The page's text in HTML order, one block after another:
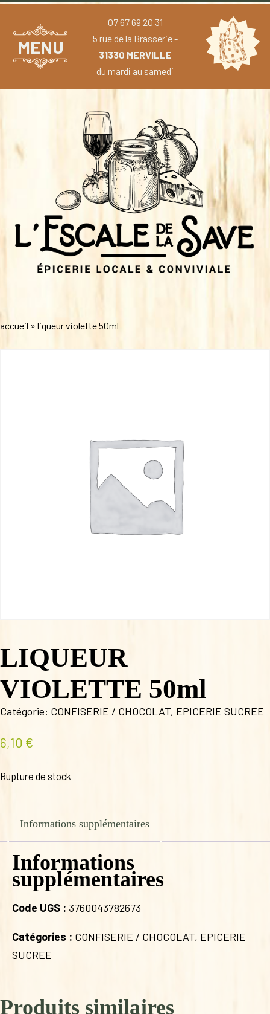
MENU
07 67 69 20 31
5 rue de la Brasserie -
31330 MERVILLE
du mardi au samedi
accueil » liqueur violette 50ml
LIQUEUR
VIOLETTE 50ml
Catégorie: CONFISERIE / CHOCOLAT, EPICERIE SUCREE
6,10 €
Rupture de stock
Informations supplémentaires
Informations
supplémentaires
Code UGS : 3760043782673
Catégories : CONFISERIE / CHOCOLAT, EPICERIE
SUCREE
Produits similaires